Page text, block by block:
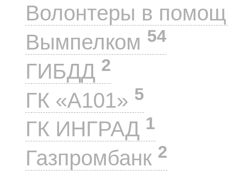
Волонтеры в
Вымпелком 54
ГИБДД 2
ГК «А101» 5
ГК ИНГРАД 1
Газпромбанк 2